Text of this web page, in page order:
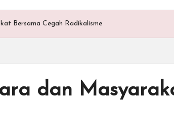
Bersama Cegah Radikalisme
dan